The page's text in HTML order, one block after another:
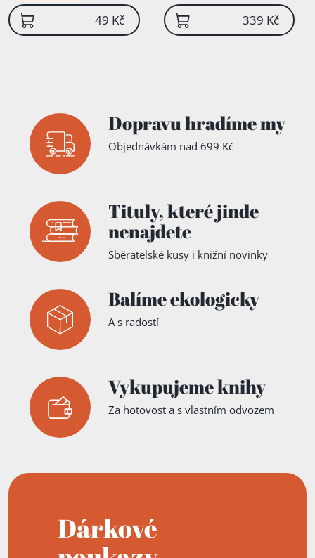
49 Kč 339 Kč
Dopravu hradíme my
Objednávkám nad 699 Kč
Tituly,které jinde
nenajdete
Sběratelské kusy i knižní novinky
Balíme ekologicky
A s radostí
Vykupujeme knihy
Za hotovost a s vlastním odvozem
Dárkové